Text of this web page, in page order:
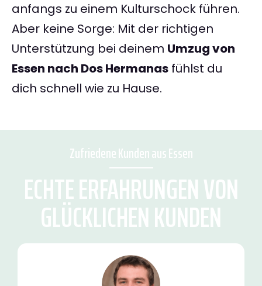
anfangs zu einem Kulturschock führen.
Aber keine Sorge: Mit der richtigen
Unterstützung bei deinem Umzug von
Essen nach Dos Hermanas fühlst du
dich schnell wie zu Hause.
Zufriedene Kunden aus Essen
ECHTE ERFAHRUNGEN VON
GLÜCKLICHEN KUNDEN